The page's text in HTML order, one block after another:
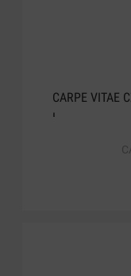
CARPE VITAE
L